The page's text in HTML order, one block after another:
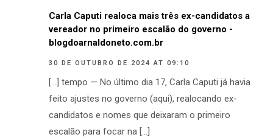
Carla Caputi realoca mais três ex-candidatos a
vereador no primeiro escalão do governo -
blogdoarnaldoneto.com.br
30 DE OUTUBRO DE 2024 AT 09:10
[…] tempo — No último dia 17, Carla Caputi já havia
feito ajustes no governo (aqui), realocando ex-
candidatos e nomes que deixaram o primeiro
escalão para focar na […]